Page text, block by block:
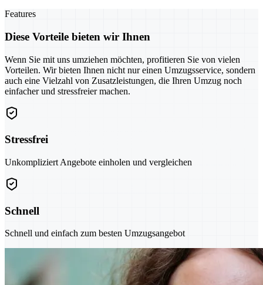
Features
Diese Vorteile bieten wir Ihnen
Wenn Sie mit uns umziehen möchten, profitieren Sie von vielen
Vorteilen. Wir bieten Ihnen nicht nur einen Umzugsservice, sondern
auch eine Vielzahl von Zusatzleistungen, die Ihren Umzug noch
einfacher und stressfreier machen.
Stressfrei
Unkompliziert Angebote einholen und vergleichen
Schnell
Schnell und einfach zum besten Umzugsangebot